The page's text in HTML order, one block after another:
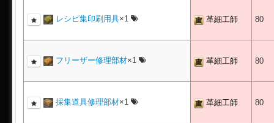
レシピ集印刷用具×1 革細工師 80
フリーザー修理部材×1 革細工師 80
採集道具修理部材×1 革細工師 80